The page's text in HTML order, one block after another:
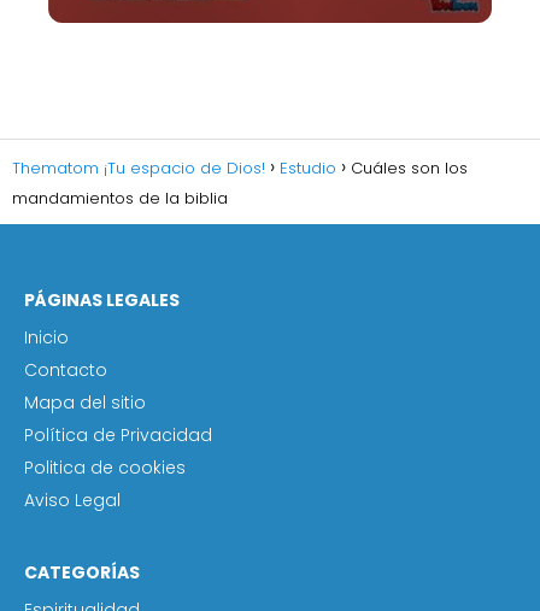
Thematom ¡Tu espacio de Dios! Estudio
Cuáles son los
mandamientos de la biblia
PÁGINAS LEGALES
Inicio
Contacto
Mapa del sitio
Política de Privacidad
Politica de cookies
Aviso Legal
CATEGORÍAS